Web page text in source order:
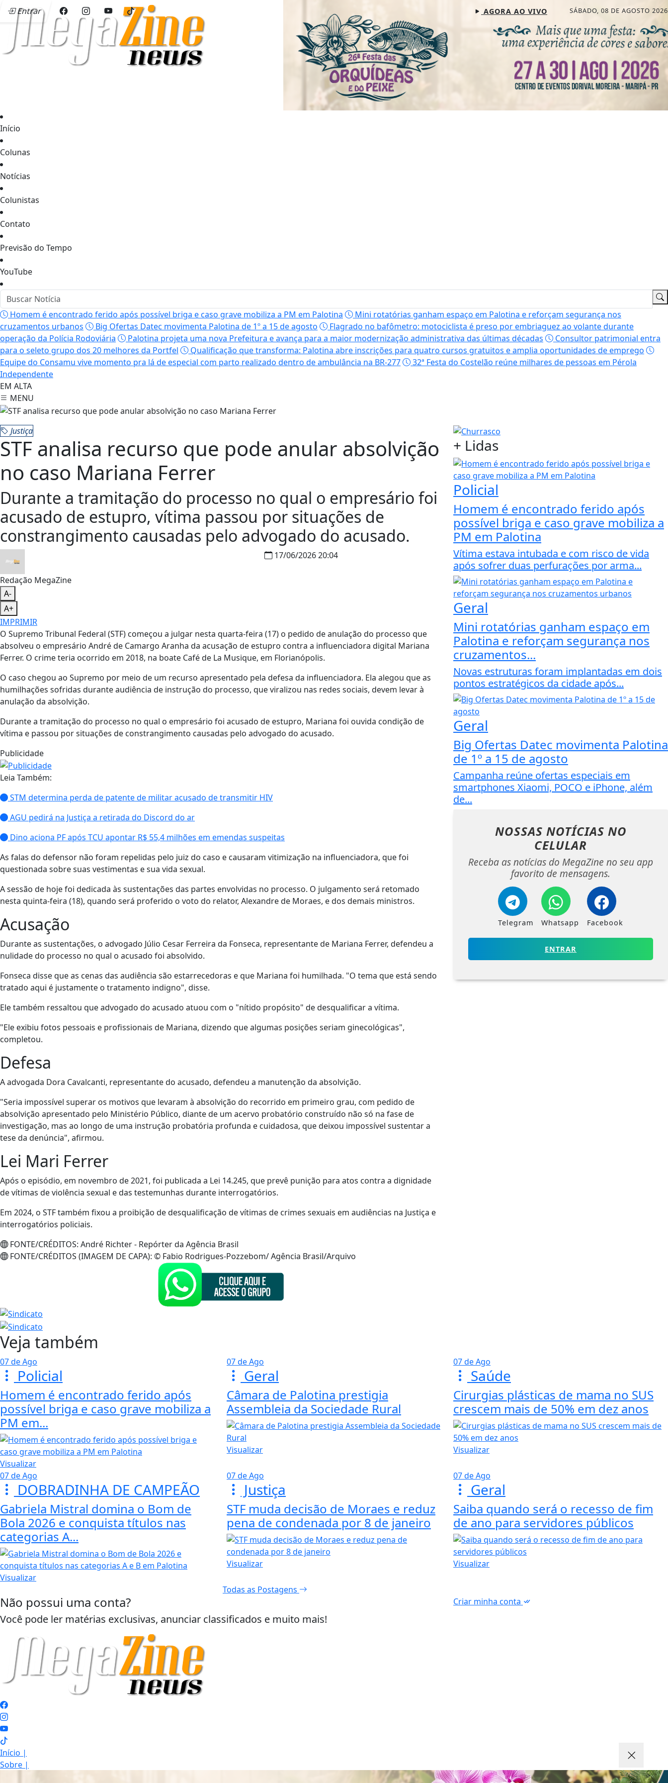
Entrar SÁBADO, 08 DE AGOSTO 2026
AGORA AO VIVO
Início
Colunas
Notícias
Colunistas
Contato
Previsão do Tempo
YouTube
Homem é encontrado ferido após possível briga e caso grave mobiliza a PM em Palotina
Mini rotatórias ganham espaço em Palotina e reforçam segurança nos
cruzamentos urbanos
Big Ofertas Datec movimenta Palotina de 1º a 15 de agosto
Flagrado no bafômetro: motociclista é preso por embriaguez ao volante durante
operação da Polícia Rodoviária
Palotina projeta uma nova Prefeitura e avança para a maior modernização administrativa das últimas décadas
Consultor patrimonial entra
para o seleto grupo dos 20 melhores da Portfel
Qualificação que transforma: Palotina abre inscrições para quatro cursos gratuitos e amplia oportunidades de emprego
Equipe do Consamu vive momento pra lá de especial com parto realizado dentro de ambulância na BR-277
32ª Festa do Costelão reúne milhares de pessoas em Pérola
Independente
EM ALTA
MENU
Justiça
STF analisa recurso que pode anular absolvição
no caso Mariana Ferrer
Durante a tramitação do processo no qual o empresário foi
acusado de estupro, vítima passou por situações de
constrangimento causadas pelo advogado do acusado.
Redação MegaZine
17/06/2026 20:04
A-
A+
IMPRIMIR
O Supremo Tribunal Federal (STF) começou a julgar nesta quarta-feira (17) o pedido de anulação do processo que
absolveu o empresário André de Camargo Aranha da acusação de estupro contra a influenciadora digital Mariana
Ferrer. O crime teria ocorrido em 2018, na boate Café de La Musique, em Florianópolis.
O caso chegou ao Supremo por meio de um recurso apresentado pela defesa da influenciadora. Ela alegou que as
humilhações sofridas durante audiência de instrução do processo, que viralizou nas redes sociais, devem levar à
anulação da absolvição.
Durante a tramitação do processo no qual o empresário foi acusado de estupro, Mariana foi ouvida condição de
vítima e passou por situações de constrangimento causadas pelo advogado do acusado.
Publicidade
Leia Também:
STM determina perda de patente de militar acusado de transmitir HIV
AGU pedirá na Justiça a retirada do Discord do ar
Dino aciona PF após TCU apontar R$ 55,4 milhões em emendas suspeitas
As falas do defensor não foram repelidas pelo juiz do caso e causaram vitimização na influenciadora, que foi
questionada sobre suas vestimentas e sua vida sexual.
A sessão de hoje foi dedicada às sustentações das partes envolvidas no processo. O julgamento será retomado
nesta quinta-feira (18), quando será proferido o voto do relator, Alexandre de Moraes, e dos demais ministros.
Acusação
Durante as sustentações, o advogado Júlio Cesar Ferreira da Fonseca, representante de Mariana Ferrer, defendeu a
nulidade do processo no qual o acusado foi absolvido.
Fonseca disse que as cenas das audiência são estarrecedoras e que Mariana foi humilhada. "O tema que está sendo
tratado aqui é justamente o tratamento indigno", disse.
Ele também ressaltou que advogado do acusado atuou com o "nítido propósito" de desqualificar a vítima.
"Ele exibiu fotos pessoais e profissionais de Mariana, dizendo que algumas posições seriam ginecológicas",
completou.
Defesa
A advogada Dora Cavalcanti, representante do acusado, defendeu a manutenção da absolvição.
"Seria impossível superar os motivos que levaram à absolvição do recorrido em primeiro grau, com pedido de
absolvição apresentado pelo Ministério Público, diante de um acervo probatório construído não só na fase de
investigação, mas ao longo de uma instrução probatória profunda e cuidadosa, que deixou impossível sustentar a
tese da denúncia", afirmou.
Lei Mari Ferrer
Após o episódio, em novembro de 2021, foi publicada a Lei 14.245, que prevê punição para atos contra a dignidade
de vítimas de violência sexual e das testemunhas durante interrogatórios.
Em 2024, o STF também fixou a proibição de desqualificação de vítimas de crimes sexuais em audiências na Justiça e
interrogatórios policiais.
FONTE/CRÉDITOS: André Richter - Repórter da Agência Brasil
FONTE/CRÉDITOS (IMAGEM DE CAPA): © Fabio Rodrigues-Pozzebom/ Agência Brasil/Arquivo
+ Lidas
Policial
Homem é encontrado ferido após
possível briga e caso grave mobiliza a
PM em Palotina
Vítima estava intubada e com risco de vida
após sofrer duas perfurações por arma...
Geral
Mini rotatórias ganham espaço em
Palotina e reforçam segurança nos
cruzamentos...
Novas estruturas foram implantadas em dois
pontos estratégicos da cidade após...
Geral
Big Ofertas Datec movimenta Palotina
de 1º a 15 de agosto
Campanha reúne ofertas especiais em
smartphones Xiaomi, POCO e iPhone, além
de...
NOSSAS NOTÍCIAS NO
CELULAR
Receba as notícias do MegaZine no seu app
favorito de mensagens.
Telegram Whatsapp Facebook
ENTRAR
Veja também
07 de Ago
Policial
Homem é encontrado ferido após
possível briga e caso grave mobiliza a
PM em...
Visualizar
07 de Ago
Geral
Câmara de Palotina prestigia
Assembleia da Sociedade Rural
Visualizar
07 de Ago
Saúde
Cirurgias plásticas de mama no SUS
crescem mais de 50% em dez anos
Visualizar
07 de Ago
DOBRADINHA DE CAMPEÃO
Gabriela Mistral domina o Bom de
Bola 2026 e conquista títulos nas
categorias A...
Visualizar
07 de Ago
Justiça
STF muda decisão de Moraes e reduz
pena de condenada por 8 de janeiro
Visualizar
07 de Ago
Geral
Saiba quando será o recesso de fim
de ano para servidores públicos
Visualizar
Todas as Postagens
Não possui uma conta?
Você pode ler matérias exclusivas, anunciar classificados e muito mais!
Criar minha conta
Início |
Sobre |